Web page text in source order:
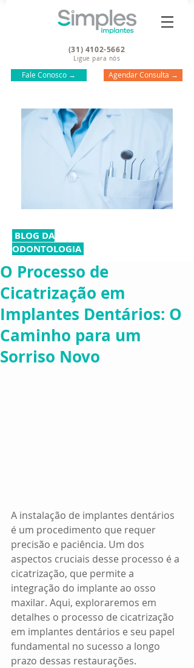
(31) 4102-5662
Ligue para nós
Fale Conosco → Agendar Consulta →
BLOG DA
ODONTOLOGIA
O Processo de
Cicatrização em
Implantes Dentários: O
Caminho para um
Sorriso Novo
A instalação de implantes dentários
é um procedimento que requer
precisão e paciência. Um dos
aspectos cruciais desse processo é a
cicatrização, que permite a
integração do implante ao osso
maxilar. Aqui, exploraremos em
detalhes o processo de cicatrização
em implantes dentários e seu papel
fundamental no sucesso a longo
prazo dessas restaurações.